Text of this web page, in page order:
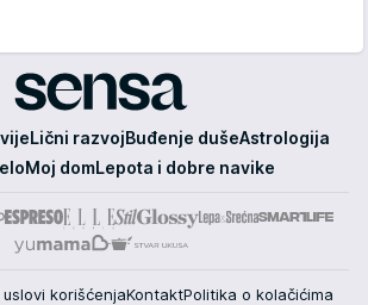
Lični razvojBuđenje dušeAstrologija
Moj domLepota i dobre navike
korišćenjaKontaktPolitika o kolačićima